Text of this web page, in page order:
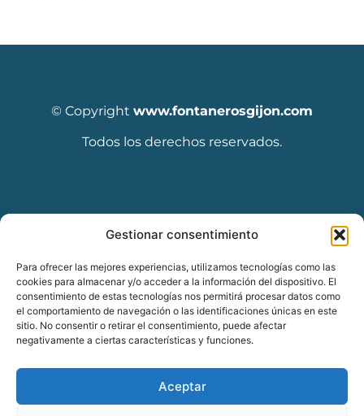
Gestionar consentimiento
Para ofrecer las mejores experiencias, utilizamos tecnologías como las
cookies para almacenar y/o acceder a la información del dispositivo. El
consentimiento de estas tecnologías nos permitirá procesar datos como
el comportamiento de navegación o las identificaciones únicas en este
sitio. No consentir o retirar el consentimiento, puede afectar
negativamente a ciertas características y funciones.
Aceptar
© Copyright www.fontanerosgijon.com
Todos los derechos reservados.